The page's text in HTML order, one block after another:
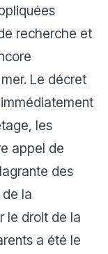
recherche et
Le décret
les
appel de
des
la
le droit de la
a été le